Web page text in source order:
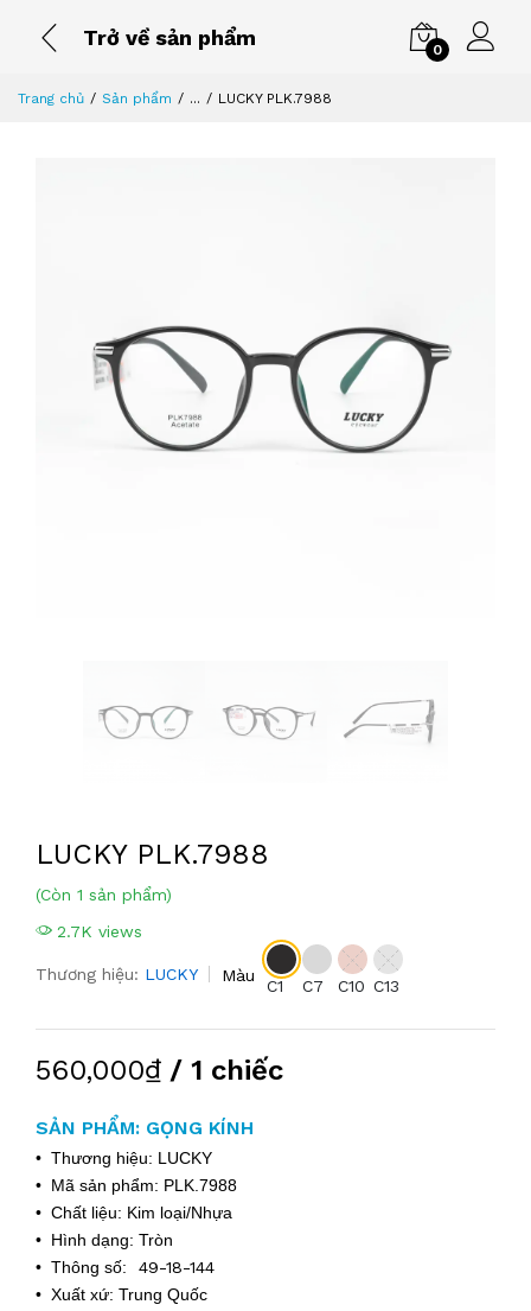
Trở về sản phẩm
0
Trang chủ Sản phẩm ... LUCKY PLK.7988
LUCKY PLK.7988
(Còn 1 sản phẩm)
2.7K views
Thương hiệu: LUCKY Màu
C1 C7 C10 C13
560,000₫ / 1 chiếc
SẢN PHẨM: GỌNG KÍNH
• Thương hiệu: LUCKY
• Mã sản phẩm: PLK.7988
• Chất liệu: Kim loại/Nhựa
• Hình dạng: Tròn
• Thông số: 49-18-144
• Xuất xứ: Trung Quốc